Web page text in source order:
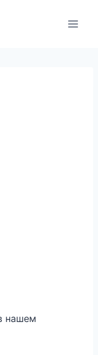
нашем